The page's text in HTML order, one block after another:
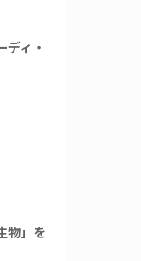
ディ・
物」を